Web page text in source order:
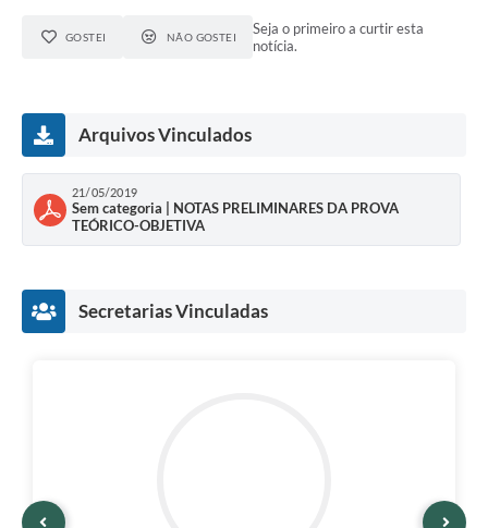
GOSTEI NÃO GOSTEI
Seja o primeiro a curtir esta
notícia.
Arquivos Vinculados
21/05/2019
Sem categoria | NOTAS PRELIMINARES DA PROVA
TEÓRICO-OBJETIVA
Secretarias Vinculadas